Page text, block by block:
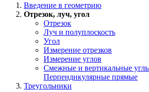
Введение в геометрию
Отрезок, луч, угол
Отрезок
Луч и полуплоскость
Угол
Измерение отрезков
Измерение углов
Смежные и вертикальные
Перпендикулярные прямые
Треугольники